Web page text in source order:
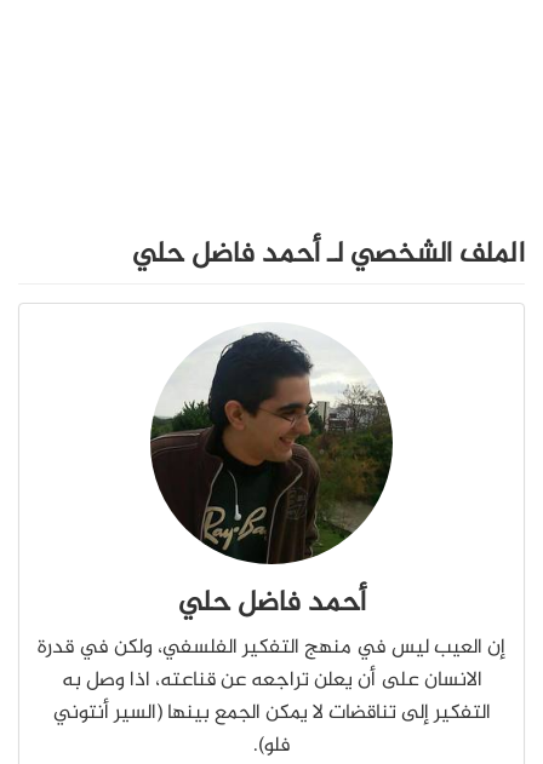
الملف الشخصي لـ أحمد فاضل حلي
أحمد فاضل حلي
إن العيب ليس في منهج التفكير الفلسفي، ولكن في قدرة
الانسان على أن يعلن تراجعه عن قناعته، اذا وصل به
التفكير إلى تناقضات لا يمكن الجمع بينها (السير أنتوني
فلو).